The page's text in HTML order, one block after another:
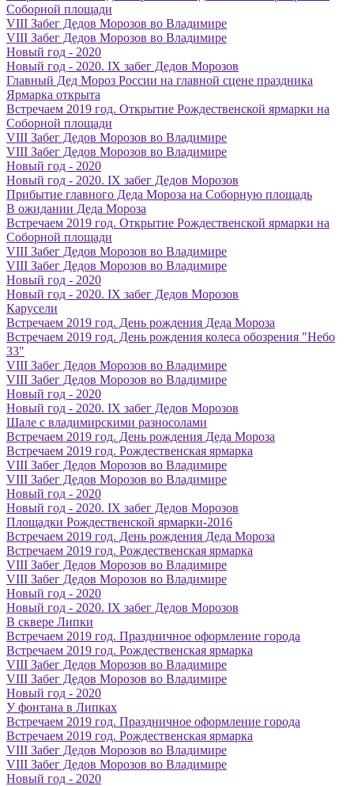
Соборной площади
VIII Забег Дедов Морозов во Владимире
VIII Забег Дедов Морозов во Владимире
Новый год - 2020
Новый год - 2020. IX забег Дедов Морозов
Главный Дед Мороз России на главной сцене праздника
Ярмарка открыта
Встречаем 2019 год. Открытие Рождественской ярмарки на
Соборной площади
VIII Забег Дедов Морозов во Владимире
VIII Забег Дедов Морозов во Владимире
Новый год - 2020
Новый год - 2020. IX забег Дедов Морозов
Прибытие главного Деда Мороза на Соборную площадь
В ожидании Деда Мороза
Встречаем 2019 год. Открытие Рождественской ярмарки на
Соборной площади
VIII Забег Дедов Морозов во Владимире
VIII Забег Дедов Морозов во Владимире
Новый год - 2020
Новый год - 2020. IX забег Дедов Морозов
Карусели
Встречаем 2019 год. День рождения Деда Мороза
Встречаем 2019 год. День рождения колеса обозрения "Небо
33"
VIII Забег Дедов Морозов во Владимире
VIII Забег Дедов Морозов во Владимире
Новый год - 2020
Новый год - 2020. IX забег Дедов Морозов
Шале с владимирскими разносолами
Встречаем 2019 год. День рождения Деда Мороза
Встречаем 2019 год. Рождественская ярмарка
VIII Забег Дедов Морозов во Владимире
VIII Забег Дедов Морозов во Владимире
Новый год - 2020
Новый год - 2020. IX забег Дедов Морозов
Площадки Рождественской ярмарки-2016
Встречаем 2019 год. День рождения Деда Мороза
Встречаем 2019 год. Рождественская ярмарка
VIII Забег Дедов Морозов во Владимире
VIII Забег Дедов Морозов во Владимире
Новый год - 2020
Новый год - 2020. IX забег Дедов Морозов
В сквере Липки
Встречаем 2019 год. Праздничное оформление города
Встречаем 2019 год. Рождественская ярмарка
VIII Забег Дедов Морозов во Владимире
VIII Забег Дедов Морозов во Владимире
Новый год - 2020
У фонтана в Липках
Встречаем 2019 год. Праздничное оформление города
Встречаем 2019 год. Рождественская ярмарка
VIII Забег Дедов Морозов во Владимире
VIII Забег Дедов Морозов во Владимире
Новый год - 2020